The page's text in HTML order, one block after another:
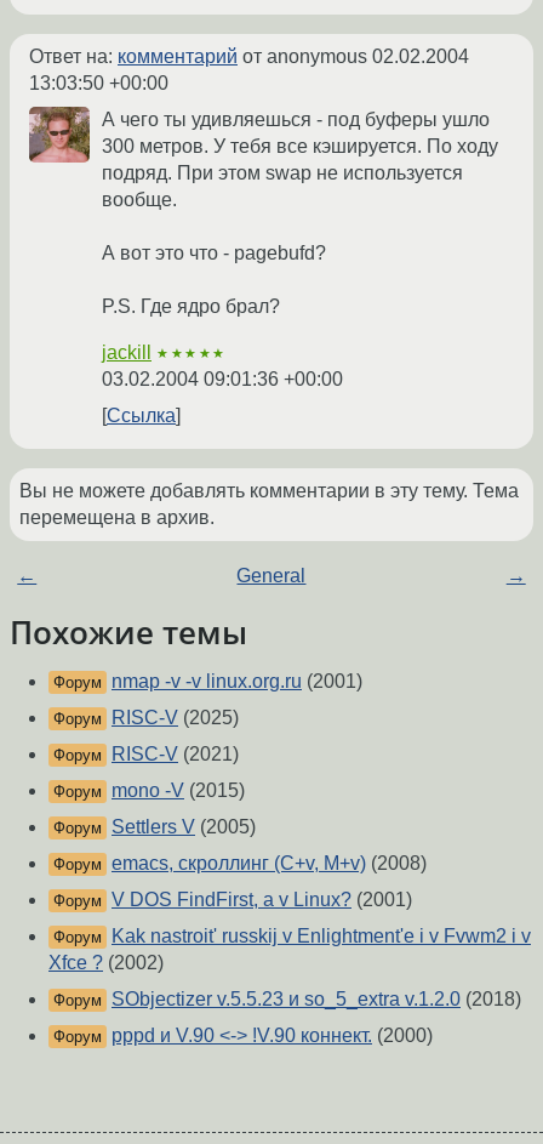
Ответ на: комментарий от anonymous 02.02.2004
13:03:50 +00:00
А чего ты удивляешься - под буферы ушло
300 метров. У тебя все кэшируется. По ходу
подряд. При этом swap не используется
вообще.
А вот это что - pagebufd?
P.S. Где ядро брал?
jackill ★★★★★
03.02.2004 09:01:36 +00:00
Ссылка
Вы не можете добавлять комментарии в эту тему. Тема
перемещена в архив.
← General →
Похожие темы
Форум nmap -v -v linux.org.ru (2001)
Форум RISC-V (2025)
Форум RISC-V (2021)
Форум mono -V (2015)
Форум Settlers V (2005)
Форум emacs, скроллинг (C+v, M+v) (2008)
Форум V DOS FindFirst, a v Linux? (2001)
Форум
Kak nastroit' russkij v Enlightment'e i v Fvwm2 i v
Xfce ? (2002)
Форум SObjectizer v.5.5.23 и so_5_extra v.1.2.0 (2018)
Форум pppd и V.90 <-> !V.90 коннект. (2000)